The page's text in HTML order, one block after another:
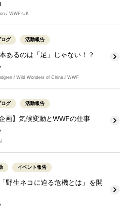
/ WWF-UK
ログ 活動報告
あるのは「足」じゃない！？
/ Wild Wonders of China / WWF
ログ 活動報告
画】気候変動とWWFの仕事
イベント報告
野生ネコに迫る危機とは」を開